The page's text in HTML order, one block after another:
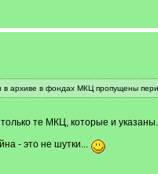
архиве в фондах МКЦ пропущены
те МКЦ, которые и
- это не шутки...